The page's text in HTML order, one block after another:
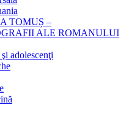
TOMUȘ –
ALE ROMANULUI
adolescenţi